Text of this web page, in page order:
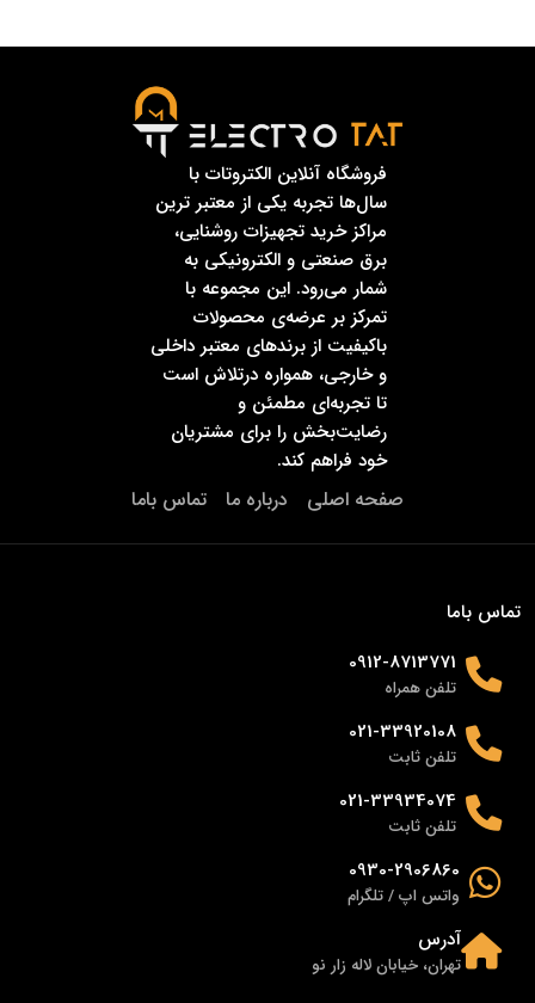
فروشگاه آنلاین الکتروتات با
سال‌ها تجربه یکی از معتبر ترین
مراکز خرید تجهیزات روشنایی،
برق صنعتی و الکترونیکی به
شمار می‌رود. این مجموعه با
تمرکز بر عرضه‌ی محصولات
باکیفیت از برندهای معتبر داخلی
و خارجی، همواره درتلاش است
تا تجربه‌ای مطمئن و
رضایت‌بخش را برای مشتریان
خود فراهم کند.
صفحه اصلی درباره ما تماس باما
تماس باما
0912-8713771
تلفن همراه
021-33920108
تلفن ثابت
021-33934074
تلفن ثابت
0930-2906860
واتس اپ / تلگرام
آدرس
تهران، خیابان لاله زار نو